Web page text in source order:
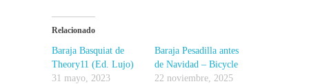
Relacionado
Baraja Basquiat de
Theory11 (Ed. Lujo)
31 mayo, 2023
Baraja Pesadilla antes
de Navidad – Bicycle
22 noviembre, 2025